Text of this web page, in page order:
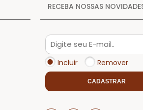
RECEBA NOSSAS
Incluir Remover
CADASTRAR